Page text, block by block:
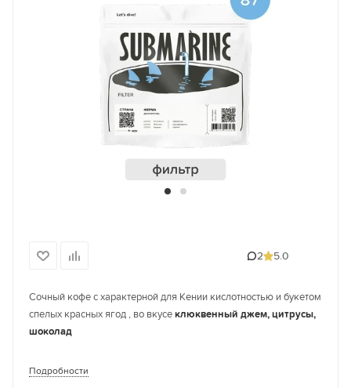
2 5.0
Сочный кофе с характерной для Кении кислотностью и букетом
спелых красных ягод , во вкусе клюквенный джем, цитрусы,
шоколад
Подробности